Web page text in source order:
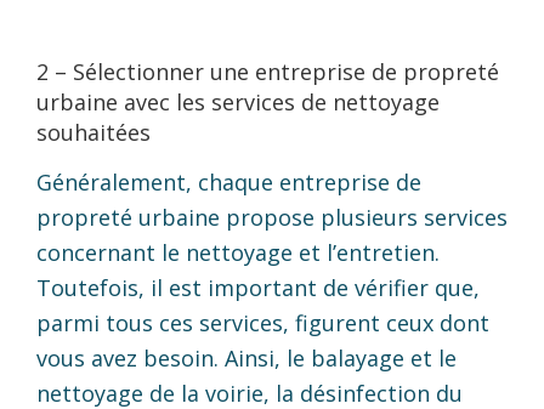
2 – Sélectionner une entreprise de propreté
urbaine avec les services de nettoyage
souhaitées
Généralement, chaque entreprise de
propreté urbaine propose plusieurs services
concernant le nettoyage et l’entretien.
Toutefois, il est important de vérifier que,
parmi tous ces services, figurent ceux dont
vous avez besoin. Ainsi, le balayage et le
nettoyage de la voirie, la désinfection du